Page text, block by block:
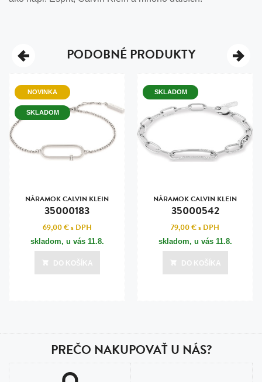
PODOBNÉ PRODUKTY
NOVINKA
SKLADOM
NÁRAMOK CALVIN KLEIN
35000183
69,00 €s DPH
skladom, u vás 11.8.
DO KOŠÍKA
SKLADOM
NÁRAMOK CALVIN KLEIN
35000542
79,00 €s DPH
skladom, u vás 11.8.
DO KOŠÍKA
PREČO NAKUPOVAŤ U NÁS?